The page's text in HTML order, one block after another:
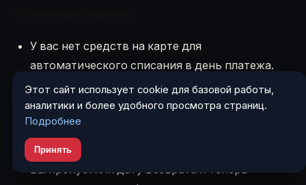
У вас нет средств на карте для
автоматического списания в день платежа.
МФО не предлагает опцию продления
(пролонгации) или она платная.
Этот сайт использует cookie для базовой работы,
аналитики и более удобного просмотра страниц.
Подробнее
Принять